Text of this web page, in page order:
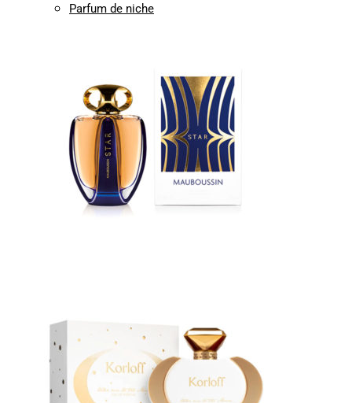
Parfum de niche